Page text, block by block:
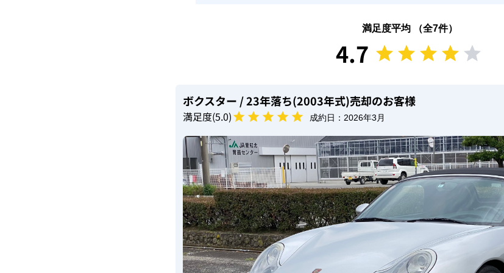
満足度平均 （全7件）
4.7
ボクスター / 23年落ち(2003年式)売却のお客様
満足度(5.0) 成約日： 2026年3月